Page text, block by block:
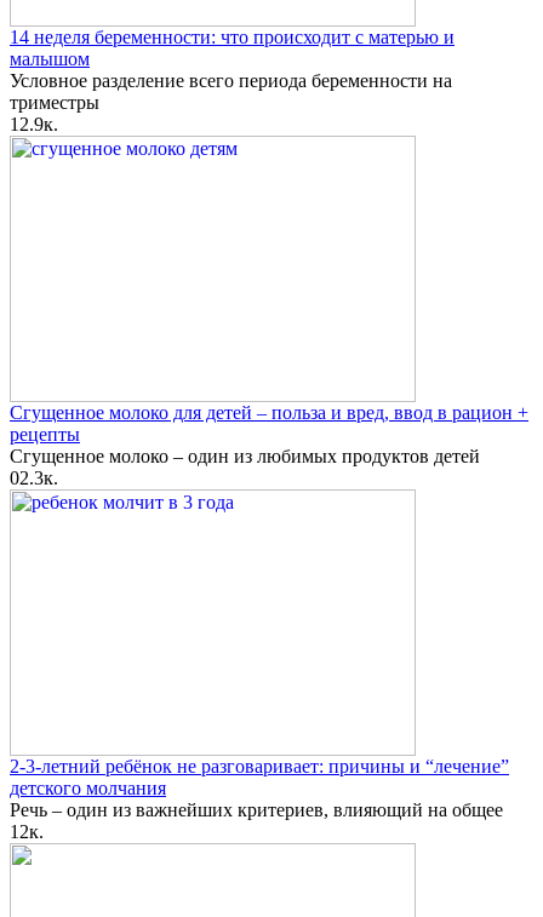
14 неделя беременности: что происходит с матерью и
малышом
Условное разделение всего периода беременности на
триместры
1 2.9к.
Сгущенное молоко для детей – польза и вред, ввод в рацион +
рецепты
Сгущенное молоко – один из любимых продуктов детей
02.3к.
2-3-летний ребёнок не разговаривает: причины и “лечение”
детского молчания
Речь – один из важнейших критериев, влияющий на общее
1 2к.